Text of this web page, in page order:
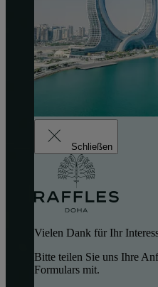
Schließen
Vielen Dank für Ihr
Bitte teilen Sie uns Ihre
Formulars mit.